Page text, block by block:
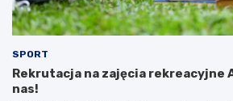
SPORT
Rekrutacja na zajęcia rekreacyjne
nas!